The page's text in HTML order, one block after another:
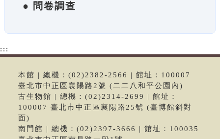
● 問卷調查
:::
本館 | 總機：(02)2382-2566 | 館址：100007
臺北市中正區襄陽路2號 (二二八和平公園內)
古生物館 | 總機：(02)2314-2699 | 館址：
100007 臺北市中正區襄陽路25號 (臺博館斜對
面)
南門館 | 總機：(02)2397-3666 | 館址：100035